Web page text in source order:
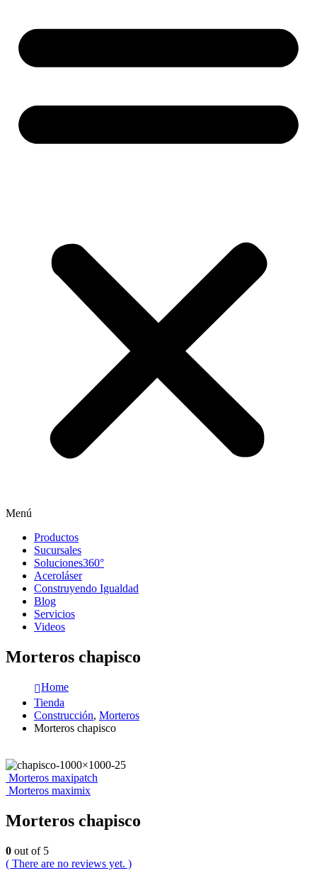
Menú
Productos
Sucursales
Soluciones360°
Aceroláser
Construyendo Igualdad
Blog
Servicios
Videos
Morteros chapisco
Home
Tienda
Construcción, Morteros
Morteros chapisco
Morteros maxipatch
Morteros maximix
Morteros chapisco
0 out of 5
( There are no reviews yet. )